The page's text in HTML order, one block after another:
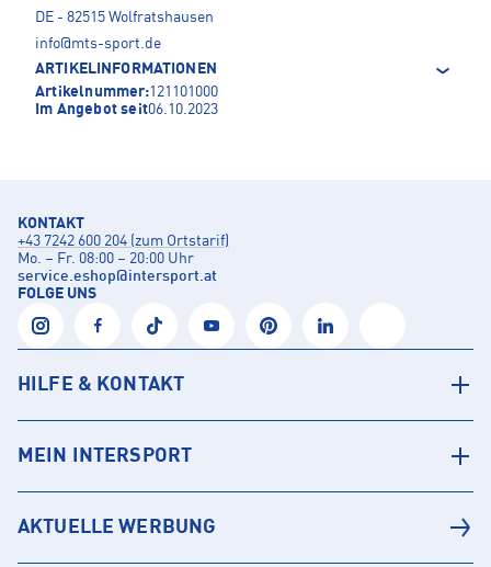
DE - 82515 Wolfratshausen
info@mts-sport.de
ARTIKELINFORMATIONEN
Artikelnummer:121101000
Im Angebot seit06.10.2023
KONTAKT
+43 7242 600 204 (zum Ortstarif)
Mo. – Fr. 08:00 – 20:00 Uhr
service.eshop@intersport.at
FOLGE UNS
HILFE & KONTAKT
MEIN INTERSPORT
AKTUELLE WERBUNG